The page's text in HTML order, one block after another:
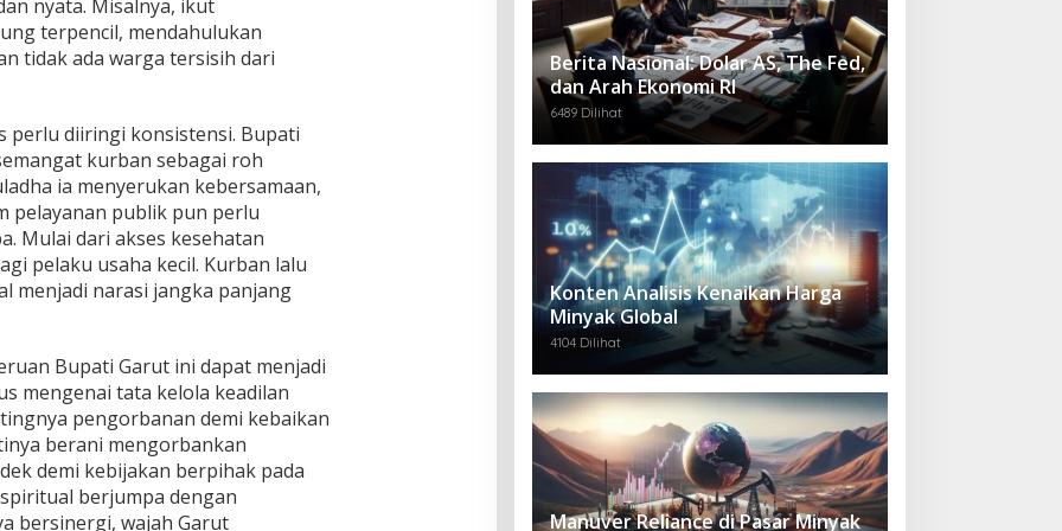
nyata. Misalnya, ikut
terpencil, mendahulukan
tidak ada warga tersisih dari
perlu diiringi konsistensi. Bupati
kurban sebagai roh
ia menyerukan kebersamaan,
pelayanan publik pun perlu
Mulai dari akses kesehatan
pelaku usaha kecil. Kurban lalu
menjadi narasi jangka panjang
Bupati Garut ini dapat menjadi
mengenai tata kelola keadilan
pengorbanan demi kebaikan
berani mengorbankan
demi kebijakan berpihak pada
berjumpa dengan
bersinergi, wajah Garut
Berita Nasional: Dolar AS, The Fed,
dan Arah Ekonomi RI
6489 Dilihat
Konten Analisis Kenaikan Harga
Minyak Global
4104 Dilihat
Manuver Reliance di Pasar Minyak